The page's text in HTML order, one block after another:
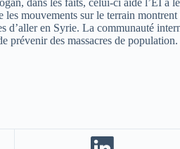
dans les faits, celui-ci aide l’EI
mouvements sur le terrain
en Syrie. La communauté
prévenir des massacres de population.